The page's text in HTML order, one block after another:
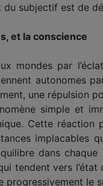
du subjectif est de
et la conscience
mondes par
autonomes
une répulsion
simple et
Cette réaction
im­placables
dans
tendent vers
progressivement